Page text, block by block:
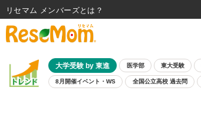
大学受験 by 東進 医学部 東大受験
8月開催イベント・WS 全国公立高校 過去問
リセマム メンバーズ